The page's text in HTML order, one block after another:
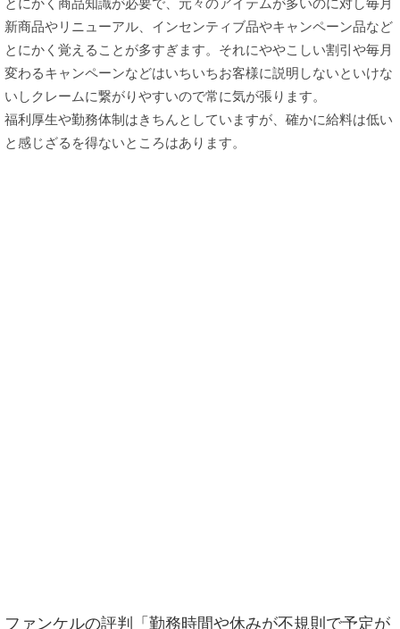
新商品やリニューアル、インセンティブ品やキャンペーン品など
とにかく覚えることが多すぎます。それにややこしい割引や毎月
変わるキャンペーンなどはいちいちお客様に説明しないといけな
いしクレームに繋がりやすいので常に気が張ります。
福利厚生や勤務体制はきちんとしていますが、確かに給料は低い
と感じざるを得ないところはあります。
ファンケルの評判「勤務時間や休みが不規則で予定が